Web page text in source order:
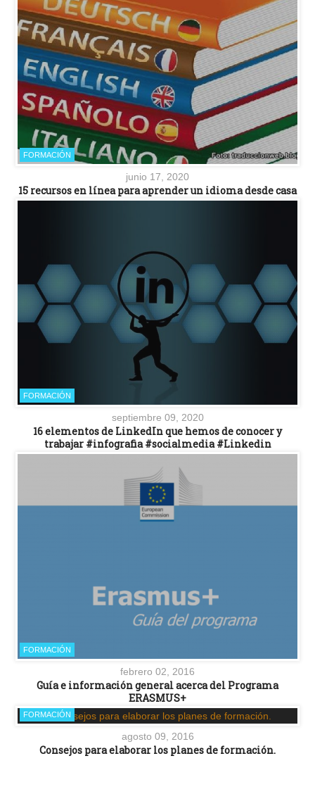
FORMACIÓN
junio 17, 2020
15 recursos en línea para aprender un idioma desde casa
FORMACIÓN
septiembre 09, 2020
16 elementos de LinkedIn que hemos de conocer y
trabajar #infografia #socialmedia #Linkedin
FORMACIÓN
febrero 02, 2016
Guía e información general acerca del Programa
ERASMUS+
FORMACIÓN
agosto 09, 2016
Consejos para elaborar los planes de formación.